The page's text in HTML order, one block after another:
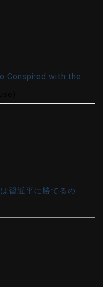
Conspired with the
習近平に勝てるの